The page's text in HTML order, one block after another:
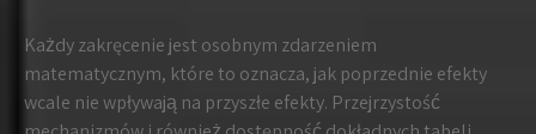
Każdy zakręcenie jest osobnym zdarzeniem
matematycznym, które to oznacza, jak poprzednie efekty
wcale nie wpływają na przyszłe efekty. Przejrzystość